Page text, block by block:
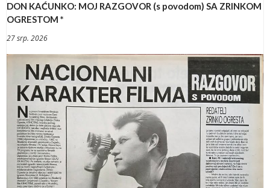
DON KAĆUNKO: MOJ RAZGOVOR (s povodom) SA ZRINKOM
OGRESTOM *
27 srp. 2026